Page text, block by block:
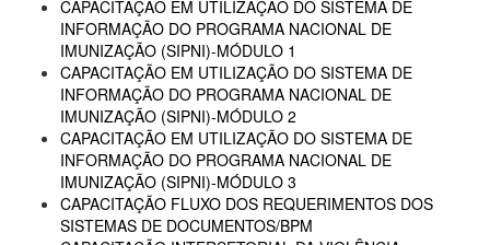
CAPACITAÇÃO EM UTILIZAÇÃO DO SISTEMA DE
INFORMAÇÃO DO PROGRAMA NACIONAL DE
IMUNIZAÇÃO (SIPNI)-MÓDULO 1
CAPACITAÇÃO EM UTILIZAÇÃO DO SISTEMA DE
INFORMAÇÃO DO PROGRAMA NACIONAL DE
IMUNIZAÇÃO (SIPNI)-MÓDULO 2
CAPACITAÇÃO EM UTILIZAÇÃO DO SISTEMA DE
INFORMAÇÃO DO PROGRAMA NACIONAL DE
IMUNIZAÇÃO (SIPNI)-MÓDULO 3
CAPACITAÇÃO FLUXO DOS REQUERIMENTOS DOS
SISTEMAS DE DOCUMENTOS/BPM